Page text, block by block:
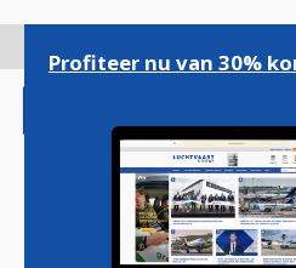
gaan
Profiteer nu van 30%